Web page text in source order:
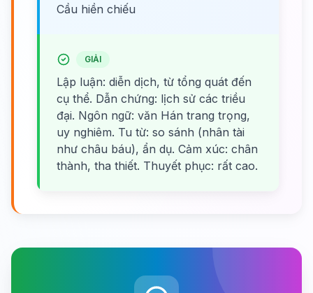
Cầu hiền chiếu
GIẢI
Lập luận: diễn dịch, từ tổng quát đến
cụ thể. Dẫn chứng: lịch sử các triều
đại. Ngôn ngữ: văn Hán trang trọng,
uy nghiêm. Tu từ: so sánh (nhân tài
như châu báu), ẩn dụ. Cảm xúc: chân
thành, tha thiết. Thuyết phục: rất cao.